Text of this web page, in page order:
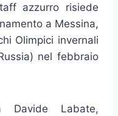
azzurro risiede
a Messina,
Olimpici invernali
nel febbraio
Davide Labate,